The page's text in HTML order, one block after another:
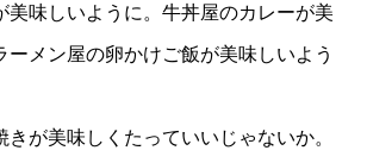
美味しいように。牛丼屋のカレーが美
ーメン屋の卵かけご飯が美味しいよう
が美味しくたっていいじゃないか。